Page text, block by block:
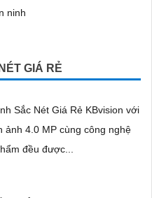
ninh
GIÁ RẺ
Sắc Nét Giá Rẻ KBvision với
ảnh 4.0 MP cùng công nghệ
phẩm đều được...